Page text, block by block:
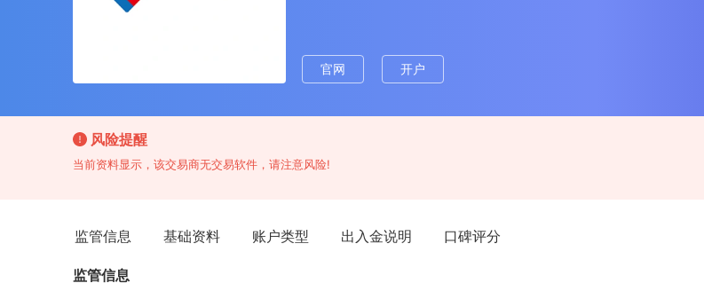
funds to domestic retail and institutional clients. As an integrated
company, TDAM offers a wide range of products, from traditional
while forming strategic alliances with various global asset
官网 开户
风险提醒
当前资料显示，该交易商无交易软件，请注意风险!
监管信息 基础资料 账户类型 出入金说明 口碑评分
监管信息